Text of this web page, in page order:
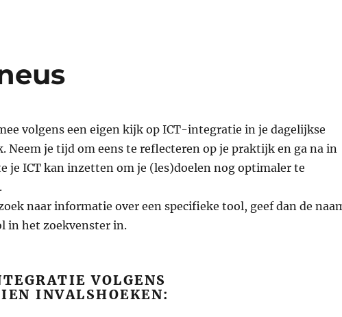
volgens een eigen kijk op ICT-integratie in je dagelijkse
Neem je tijd om eens te reflecteren op je praktijk en ga na in
je ICT kan inzetten om je (les)doelen nog optimaler te
naar informatie over een specifieke tool, geef dan de
in het zoekvenster in.
VOLGENS
INVALSHOEKEN: